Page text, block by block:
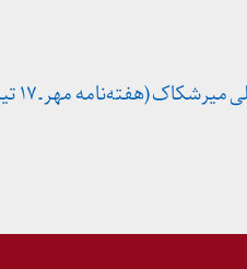
(هفته‌نامه مهر ـ ۱۷ تیر ۱۳۷۶)